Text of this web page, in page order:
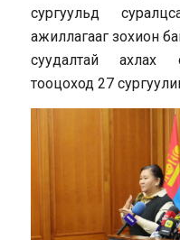
сургуульд
ажиллагааг зохион
суудалтай ахлах
тооцоход 27